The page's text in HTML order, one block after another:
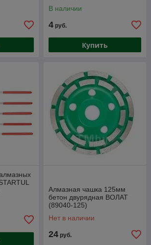
В наличии
4 руб.
Купить
Алмазная чашка 125мм
бетон двурядная ВОЛАТ
(89040-125)
Нет в наличии
24 руб.